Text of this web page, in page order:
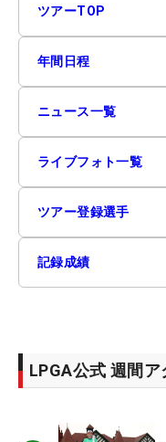
ツアーTOP
年間日程
ニュース一覧
ライブフォト一覧
ツアー登録選手
記録成績
LPGA公式 週間